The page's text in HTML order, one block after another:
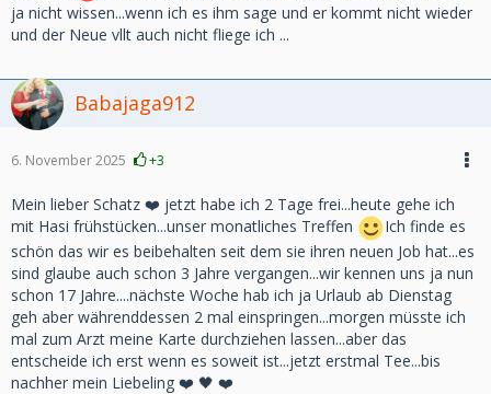
ja nicht wissen...wenn ich es ihm sage und er kommt nicht wieder
und der Neue vllt auch nicht fliege ich ...
Babajaga912
6. November 2025 +3
Mein lieber Schatz ❤️ jetzt habe ich 2 Tage frei...heute gehe ich
mit Hasi frühstücken...unser monatliches Treffen
Ich finde es
schön das wir es beibehalten seit dem sie ihren neuen Job hat...es
sind glaube auch schon 3 Jahre vergangen...wir kennen uns ja nun
schon 17 Jahre....nächste Woche hab ich ja Urlaub ab Dienstag
geh aber währenddessen 2 mal einspringen...morgen müsste ich
mal zum Arzt meine Karte durchziehen lassen...aber das
entscheide ich erst wenn es soweit ist...jetzt erstmal Tee...bis
nachher mein Liebeling ❤️ 🖤 ❤️